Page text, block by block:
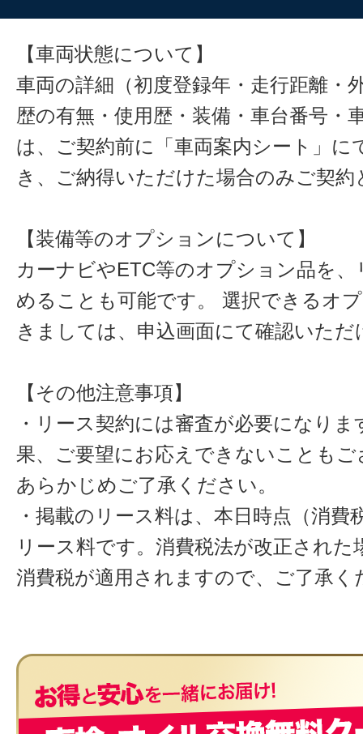
【車両状態について】
車両の詳細（初度登録年・走行距離・
歴の有無・使用歴・装備・車台番号・
は、ご契約前に「車両案内シート」に
き、ご納得いただけた場合のみご契約
【装備等のオプションについて】
カーナビやETC等のオプション品を、
めることも可能です。 選択できるオ
きましては、申込画面にて確認いただ
【その他注意事項】
・リース契約には審査が必要になりま
果、ご要望にお応えできないことも
あらかじめご了承ください。
・掲載のリース料は、本日時点（消費
リース料です。消費税法が改正された
消費税が適用されますので、ご了承く